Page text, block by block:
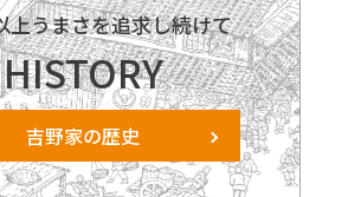
上うまさを追求し続けて
HISTORY
吉野家の歴史